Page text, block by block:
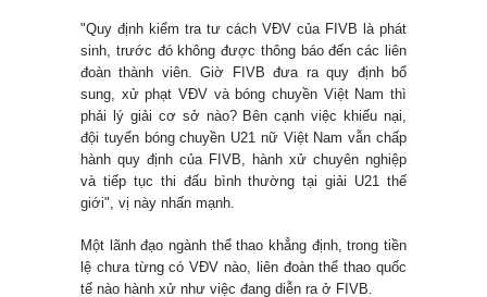
"Quy định kiểm tra tư cách VĐV của FIVB là phát
sinh, trước đó không được thông báo đến các liên
đoàn thành viên. Giờ FIVB đưa ra quy định bổ
sung, xử phạt VĐV và bóng chuyền Việt Nam thì
phải lý giải cơ sở nào? Bên cạnh việc khiếu nại,
đội tuyển bóng chuyền U21 nữ Việt Nam vẫn chấp
hành quy định của FIVB, hành xử chuyên nghiệp
và tiếp tục thi đấu bình thường tại giải U21 thế
giới", vị này nhấn mạnh.
Một lãnh đạo ngành thể thao khẳng định, trong tiền
lệ chưa từng có VĐV nào, liên đoàn thể thao quốc
tế nào hành xử như việc đang diễn ra ở FIVB.